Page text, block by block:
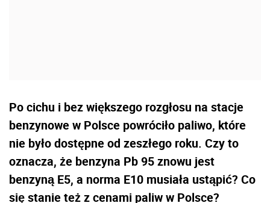
Po cichu i bez większego rozgłosu na stacje
benzynowe w Polsce powróciło paliwo, które
nie było dostępne od zeszłego roku. Czy to
oznacza, że benzyna Pb 95 znowu jest
benzyną E5, a norma E10 musiała ustąpić? Co
się stanie też z cenami paliw w Polsce?